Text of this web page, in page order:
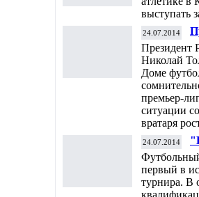
выступать
24.07.2014
Президент
Николай
Доме
премьер-
ситуации
вратаря
24.07.2014
первый в
турнира. В